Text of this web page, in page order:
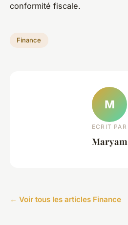
conformité fiscale.
Finance
M
ECRIT PAR
Maryam
← Voir tous les articles Finance